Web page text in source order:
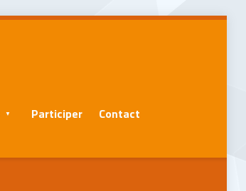
Participer Contact